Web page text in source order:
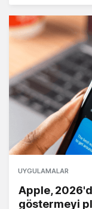
UYGULAMALAR
Apple,
göstermeyi